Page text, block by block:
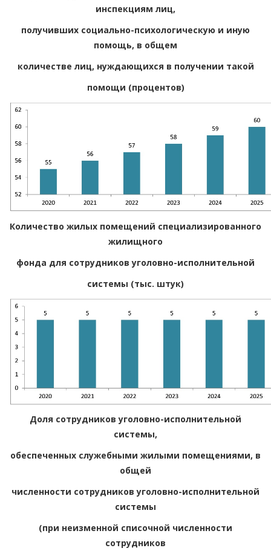
инспекциям лиц,
получивших социально-психологическую и иную
помощь, в общем
количестве лиц, нуждающихся в получении такой
помощи (процентов)
Количество жилых помещений специализированного
жилищного
фонда для сотрудников уголовно-исполнительной
системы (тыс. штук)
Доля сотрудников уголовно-исполнительной
системы,
обеспеченных служебными жилыми помещениями, в
общей
численности сотрудников уголовно-исполнительной
системы
(при неизменной списочной численности
сотрудников